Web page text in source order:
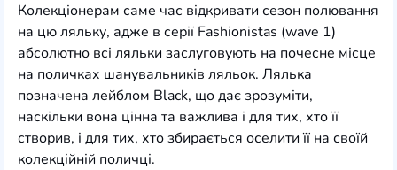
Колекціонерам саме час відкривати сезон полювання
на цю ляльку, адже в серії Fashionistas (wave 1)
абсолютно всі ляльки заслуговують на почесне місце
на поличках шанувальників ляльок. Лялька
позначена лейблом Black, що дає зрозуміти,
наскільки вона цінна та важлива і для тих, хто її
створив, і для тих, хто збирається оселити її на своїй
колекційній поличці.